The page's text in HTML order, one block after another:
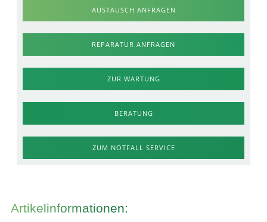
AUSTAUSCH ANFRAGEN
REPARATUR ANFRAGEN
ZUR WARTUNG
BERATUNG
ZUM NOTFALL SERVICE
Artikelinformationen: